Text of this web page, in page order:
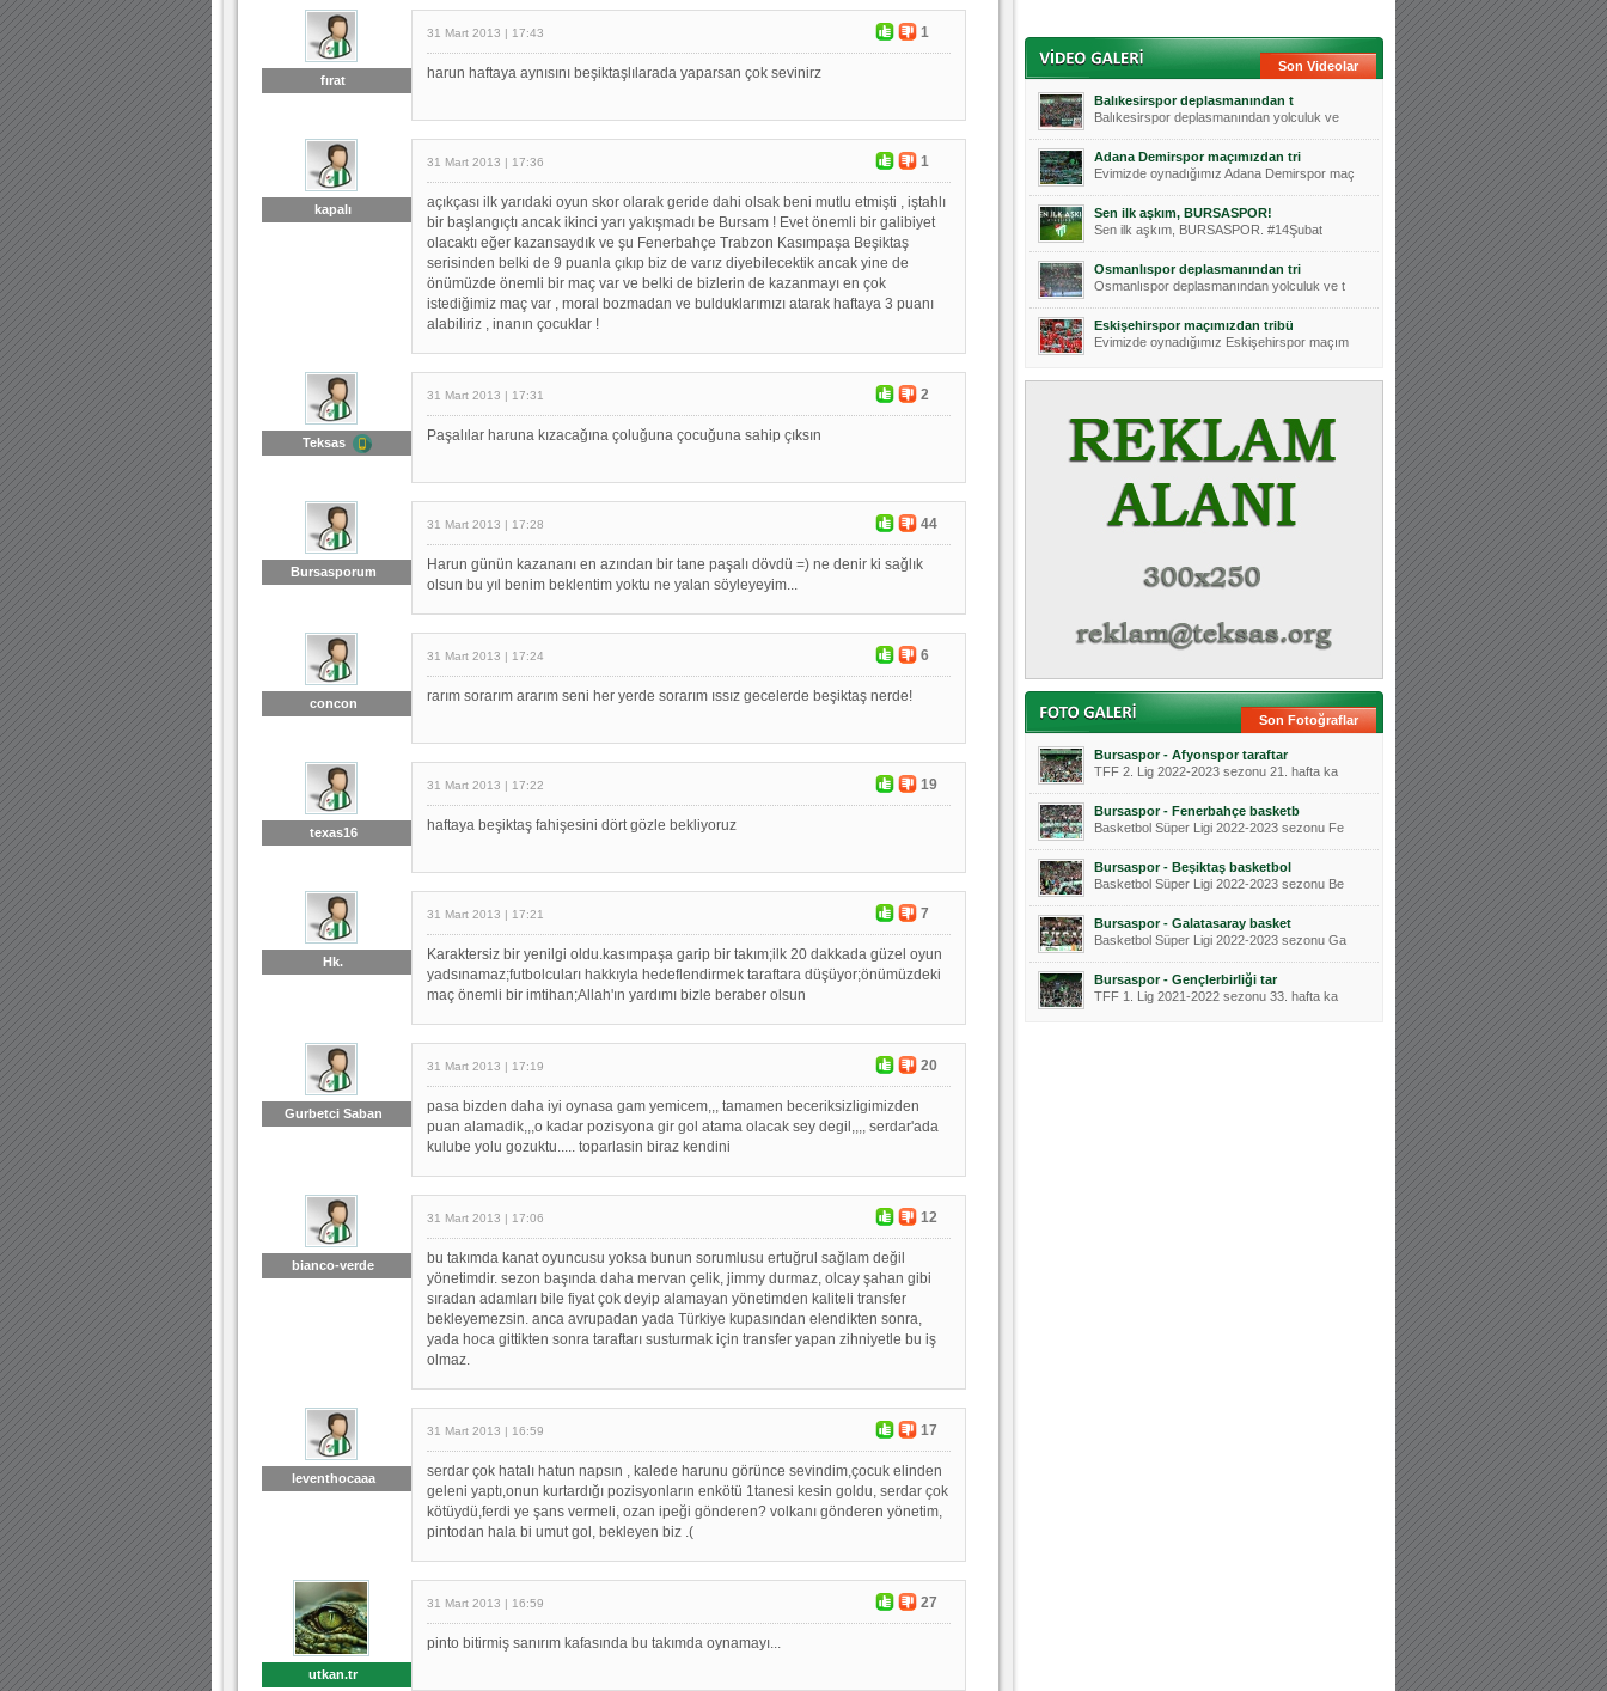
fırat
31 Mart 2013 | 17:43 1
harun haftaya aynısını beşiktaşlılarada yaparsan çok sevinirz
kapalı
31 Mart 2013 | 17:36 1
açıkçası ilk yarıdaki oyun skor olarak geride dahi olsak beni mutlu etmişti , iştahlı
bir başlangıçtı ancak ikinci yarı yakışmadı be Bursam ! Evet önemli bir galibiyet
olacaktı eğer kazansaydık ve şu Fenerbahçe Trabzon Kasımpaşa Beşiktaş
serisinden belki de 9 puanla çıkıp biz de varız diyebilecektik ancak yine de
önümüzde önemli bir maç var ve belki de bizlerin de kazanmayı en çok
istediğimiz maç var , moral bozmadan ve bulduklarımızı atarak haftaya 3 puanı
alabiliriz , inanın çocuklar !
Teksas
31 Mart 2013 | 17:31 2
Paşalılar haruna kızacağına çoluğuna çocuğuna sahip çıksın
Bursasporum
31 Mart 2013 | 17:28 44
Harun günün kazananı en azından bir tane paşalı dövdü =) ne denir ki sağlık
olsun bu yıl benim beklentim yoktu ne yalan söyleyeyim...
concon
31 Mart 2013 | 17:24 6
rarım sorarım ararım seni her yerde sorarım ıssız gecelerde beşiktaş nerde!
texas16
31 Mart 2013 | 17:22 19
haftaya beşiktaş fahişesini dört gözle bekliyoruz
Hk.
31 Mart 2013 | 17:21 7
Karaktersiz bir yenilgi oldu.kasımpaşa garip bir takım;ilk 20 dakkada güzel oyun
yadsınamaz;futbolcuları hakkıyla hedeflendirmek taraftara düşüyor;önümüzdeki
maç önemli bir imtihan;Allah'ın yardımı bizle beraber olsun
Gurbetci Saban
31 Mart 2013 | 17:19 20
pasa bizden daha iyi oynasa gam yemicem,,, tamamen beceriksizligimizden
puan alamadik,,,o kadar pozisyona gir gol atama olacak sey degil,,,, serdar'ada
kulube yolu gozuktu..... toparlasin biraz kendini
bianco-verde
31 Mart 2013 | 17:06 12
bu takımda kanat oyuncusu yoksa bunun sorumlusu ertuğrul sağlam değil
yönetimdir. sezon başında daha mervan çelik, jimmy durmaz, olcay şahan gibi
sıradan adamları bile fiyat çok deyip alamayan yönetimden kaliteli transfer
bekleyemezsin. anca avrupadan yada Türkiye kupasından elendikten sonra,
yada hoca gittikten sonra taraftarı susturmak için transfer yapan zihniyetle bu iş
olmaz.
leventhocaaa
31 Mart 2013 | 16:59 17
serdar çok hatalı hatun napsın , kalede harunu görünce sevindim,çocuk elinden
geleni yaptı,onun kurtardığı pozisyonların enkötü 1tanesi kesin goldu, serdar çok
kötüydü,ferdi ye şans vermeli, ozan ipeği gönderen? volkanı gönderen yönetim,
pintodan hala bi umut gol, bekleyen biz .(
utkan.tr
31 Mart 2013 | 16:59 27
pinto bitirmiş sanırım kafasında bu takımda oynamayı...
Son Videolar
Balıkesirspor deplasmanından t
Balıkesirspor deplasmanından yolculuk ve
Adana Demirspor maçımızdan tri
Evimizde oynadığımız Adana Demirspor maç
Sen ilk aşkım, BURSASPOR!
Sen ilk aşkım, BURSASPOR. #14Şubat
Osmanlıspor deplasmanından tri
Osmanlıspor deplasmanından yolculuk ve t
Eskişehirspor maçımızdan tribü
Evimizde oynadığımız Eskişehirspor maçım
Son Fotoğraflar
Bursaspor - Afyonspor taraftar
TFF 2. Lig 2022-2023 sezonu 21. hafta ka
Bursaspor - Fenerbahçe basketb
Basketbol Süper Ligi 2022-2023 sezonu Fe
Bursaspor - Beşiktaş basketbol
Basketbol Süper Ligi 2022-2023 sezonu Be
Bursaspor - Galatasaray basket
Basketbol Süper Ligi 2022-2023 sezonu Ga
Bursaspor - Gençlerbirliği tar
TFF 1. Lig 2021-2022 sezonu 33. hafta ka